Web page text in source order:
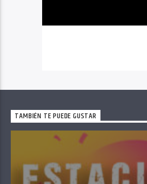
TAMBIÉN TE PUEDE GUSTAR